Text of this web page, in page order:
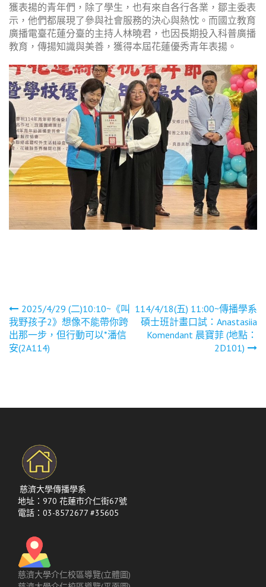
獲表揚的青年們，除了學生，也有來自各行各業，鄒主委表
示，他們都展現了參與社會服務的決心與熱忱。而國立教育
廣播電臺花蓮分臺的主持人林曉君，也因長期投入科普廣播
教育，傳揚知識與美善，獲得本屆花蓮優秀青年表揚。
文
章
2025/4/29 (二)10:10~《叫
我野孩子2》想像不能帶你跨
出那一步，但行動可以*潘信
安(2A114)
114/4/18(五) 11:00~傳播學系
碩士班計畫口試：Anastasiia
Komendant 晨寶菲 (地點：
2D101)
慈濟大學傳播學系
地址：970 花蓮市介仁街67號
電話：03-8572677 #35605
慈濟大學介仁校區導覽(立體圖)